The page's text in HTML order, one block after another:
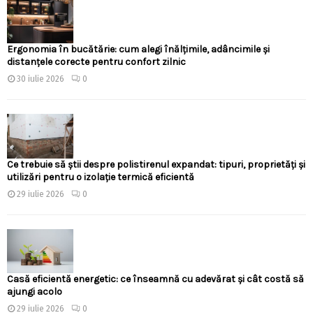
Ergonomia în bucătărie: cum alegi înălțimile, adâncimile și
distanțele corecte pentru confort zilnic
30 iulie 2026 0
Ce trebuie să știi despre polistirenul expandat: tipuri, proprietăți și
utilizări pentru o izolație termică eficientă
29 iulie 2026 0
Casă eficientă energetic: ce înseamnă cu adevărat și cât costă să
ajungi acolo
29 iulie 2026 0